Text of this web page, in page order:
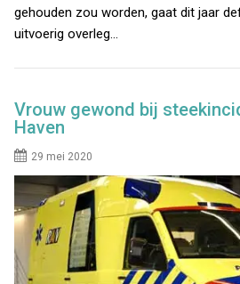
gehouden zou worden, gaat dit jaar
uitvoerig overleg…
Vrouw gewond bij
Haven
29 mei 2020